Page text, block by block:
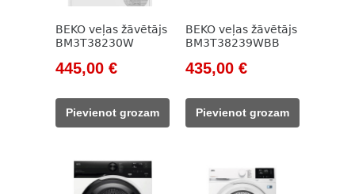
BEKO veļas žāvētājs
BM3T38230W
Original
was:
785,00 €.
445,00 €Current
445,00 €.
Pievienot grozam
BEKO veļas žāvētājs
BM3T38239WBB
Original
was:
785,00 €.
435,00 €Current
435,00 €.
Pievienot grozam